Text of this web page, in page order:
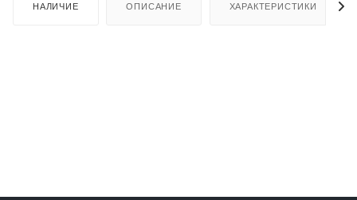
НАЛИЧИЕ ОПИСАНИЕ ХАРАКТЕРИСТИКИ